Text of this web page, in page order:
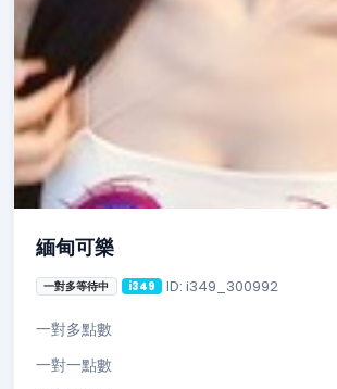
緬甸可樂
一對多等待中 i349 ID: i349_300992
一對多點數
一對一點數